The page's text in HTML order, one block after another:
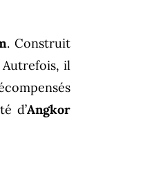
. Construit
il
d’Angkor